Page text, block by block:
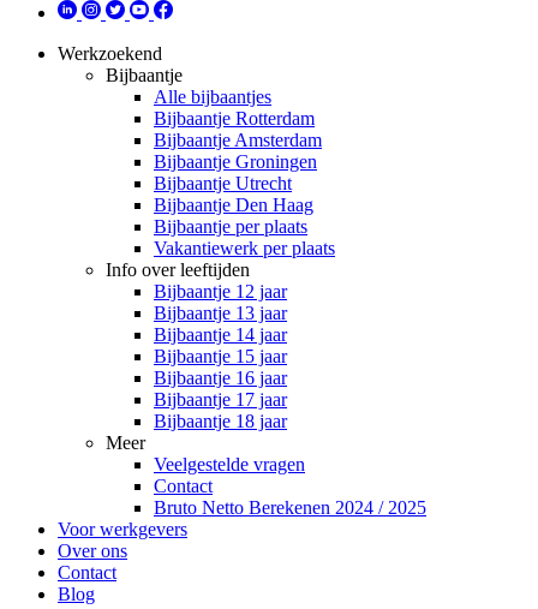
Werkzoekend
Bijbaantje
Alle bijbaantjes
Bijbaantje Rotterdam
Bijbaantje Amsterdam
Bijbaantje Groningen
Bijbaantje Utrecht
Bijbaantje Den Haag
Bijbaantje per plaats
Vakantiewerk per plaats
Info over leeftijden
Bijbaantje 12 jaar
Bijbaantje 13 jaar
Bijbaantje 14 jaar
Bijbaantje 15 jaar
Bijbaantje 16 jaar
Bijbaantje 17 jaar
Bijbaantje 18 jaar
Meer
Veelgestelde vragen
Contact
Bruto Netto Berekenen 2024 / 2025
Voor werkgevers
Over ons
Contact
Blog